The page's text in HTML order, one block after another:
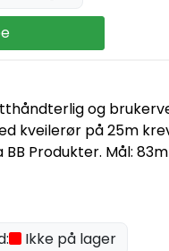
og
kveilerør på 25m
Produkter. Mål:
Ikke på lager